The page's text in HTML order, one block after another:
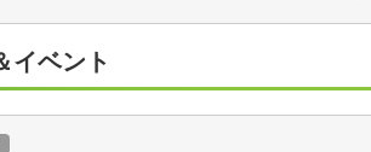
イベント